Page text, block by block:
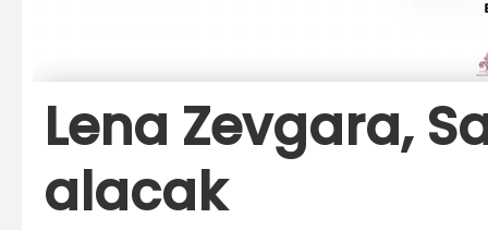
Lena Zevgara,
alacak